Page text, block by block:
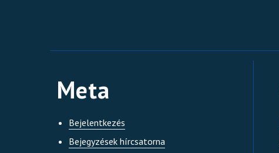
Meta
Bejelentkezés
Bejegyzések hírcsatorna